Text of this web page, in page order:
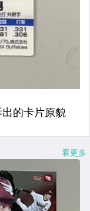
看更多